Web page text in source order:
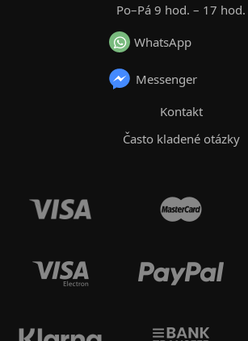
Po–Pá 9 hod. – 17 hod.
WhatsApp
Messenger
Kontakt
Často kladené otázky